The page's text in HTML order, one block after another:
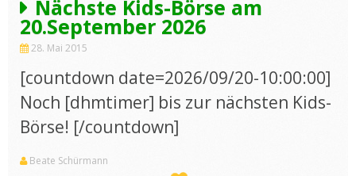
Nächste Kids-Börse am
20.September 2026
28. Mai 2015
[countdown date=2026/09/20-10:00:00]
Noch [dhmtimer] bis zur nächsten Kids-
Börse! [/countdown]
Beate Schürmann